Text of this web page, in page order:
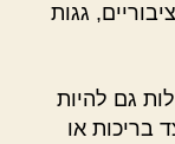
גגות
גם להיות
בריכות או